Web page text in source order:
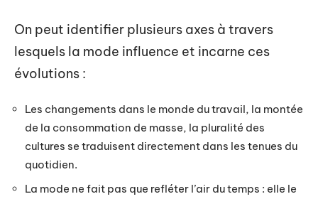
On peut identifier plusieurs axes à travers
lesquels la mode influence et incarne ces
évolutions :
Les changements dans le monde du travail, la montée
de la consommation de masse, la pluralité des
cultures se traduisent directement dans les tenues du
quotidien.
La mode ne fait pas que refléter l’air du temps : elle le